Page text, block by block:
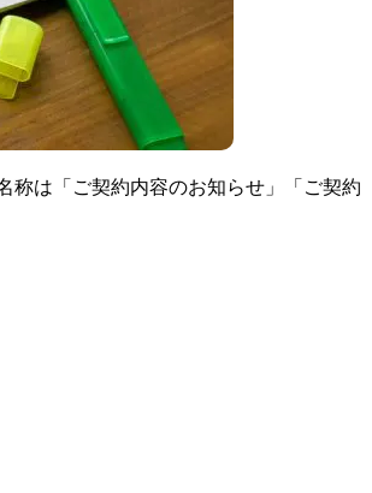
称は「ご契約内容のお知らせ」「ご契約